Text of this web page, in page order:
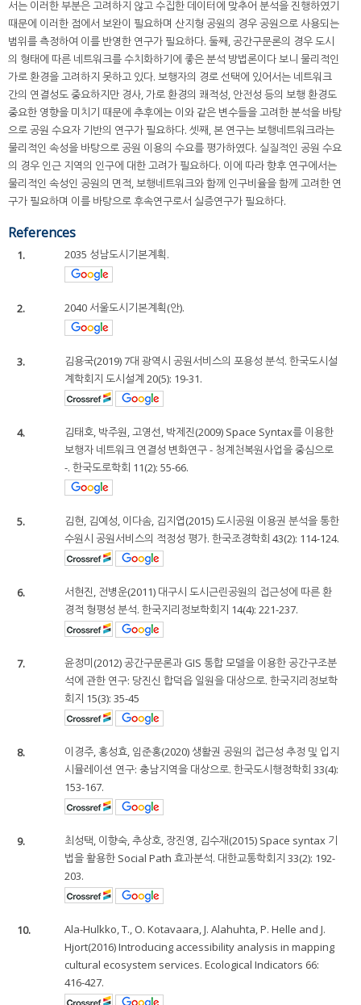
서는 이러한 부분은 고려하지 않고 수집한 데이터에 맞추어 분석을 진행하였기
때문에 이러한 점에서 보완이 필요하며 산지형 공원의 경우 공원으로 사용되는
범위를 측정하여 이를 반영한 연구가 필요하다. 둘째, 공간구문론의 경우 도시
의 형태에 따른 네트워크를 수치화하기에 좋은 분석 방법론이다 보니 물리적인
가로 환경을 고려하지 못하고 있다. 보행자의 경로 선택에 있어서는 네트워크
간의 연결성도 중요하지만 경사, 가로 환경의 쾌적성, 안전성 등의 보행 환경도
중요한 영향을 미치기 때문에 추후에는 이와 같은 변수들을 고려한 분석을 바탕
으로 공원 수요자 기반의 연구가 필요하다. 셋째, 본 연구는 보행네트워크라는
물리적인 속성을 바탕으로 공원 이용의 수요를 평가하였다. 실질적인 공원 수요
의 경우 인근 지역의 인구에 대한 고려가 필요하다. 이에 따라 향후 연구에서는
물리적인 속성인 공원의 면적, 보행네트워크와 함께 인구비율을 함께 고려한 연
구가 필요하며 이를 바탕으로 후속연구로서 실증연구가 필요하다.
References
1. 2035 성남도시기본계획.
2. 2040 서울도시기본계획(안).
3.
김용국(2019) 7대 광역시 공원서비스의 포용성 분석. 한국도시설
계학회지 도시설계 20(5): 19-31.
4.
김태호, 박주원, 고영선, 박제진(2009) Space Syntax를 이용한
보행자 네트워크 연결성 변화연구 - 청계천복원사업을 중심으로
-. 한국도로학회 11(2): 55-66.
5.
김현, 김예성, 이다솜, 김지엽(2015) 도시공원 이용권 분석을 통한
수원시 공원서비스의 적정성 평가. 한국조경학회 43(2): 114-124.
6.
서현진, 전병운(2011) 대구시 도시근린공원의 접근성에 따른 환
경적 형평성 분석. 한국지리정보학회지 14(4): 221-237.
7.
윤정미(2012) 공간구문론과 GIS 통합 모델을 이용한 공간구조분
석에 관한 연구: 당진신 합덕읍 일원을 대상으로. 한국지리정보학
회지 15(3): 35-45
8.
이경주, 홍성효, 임준홍(2020) 생활권 공원의 접근성 추정 및 입지
시뮬레이션 연구: 충남지역을 대상으로. 한국도시행정학회 33(4):
153-167.
9.
최성택, 이향숙, 추상호, 장진영, 김수재(2015) Space syntax 기
법을 활용한 Social Path 효과분석. 대한교통학회지 33(2): 192-
203.
10.
Ala-Hulkko, T., O. Kotavaara, J. Alahuhta, P. Helle and J.
Hjort(2016) Introducing accessibility analysis in mapping
cultural ecosystem services. Ecological Indicators 66:
416-427.